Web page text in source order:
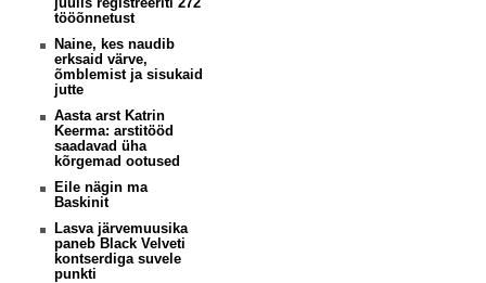
tööõnnetust
Naine, kes naudib
erksaid värve,
õmblemist ja sisukaid
jutte
Aasta arst Katrin
Keerma: arstitööd
saadavad üha
kõrgemad ootused
Eile nägin ma
Baskinit
Lasva järvemuusika
paneb Black Velveti
kontserdiga suvele
punkti